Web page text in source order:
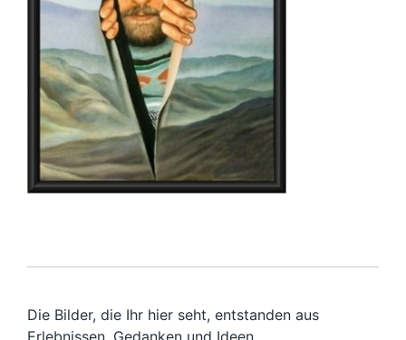
Die Bilder, die Ihr hier seht, entstanden aus
Erlebnissen, Gedanken und Ideen.